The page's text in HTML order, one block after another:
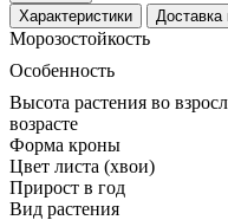
Характеристики
Доставка
Морозостойкость
Особенность
Высота растения во
возрасте
Форма кроны
Цвет листа (хвои)
Прирост в год
Вид растения